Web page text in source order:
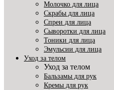
Молочко для лица
Скрабы для лица
Спреи для лица
Сыворотки для лица
Тоники для лица
Эмульсии для лица
Уход за телом
Уход за телом
Бальзамы для рук
Кремы для рук